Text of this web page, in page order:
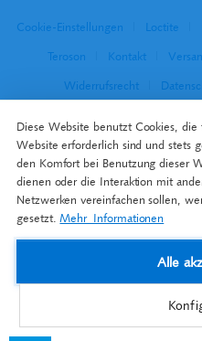
Cookie-Einstellungen Loctite
Teroson
Kontakt
Widerrufsrecht
Diese Website benutzt Cookies,
Website erforderlich sind und stets
den Komfort bei Benutzung dieser
dienen oder die Interaktion mit
Netzwerken vereinfachen sollen,
gesetzt. Mehr Informationen
Alle